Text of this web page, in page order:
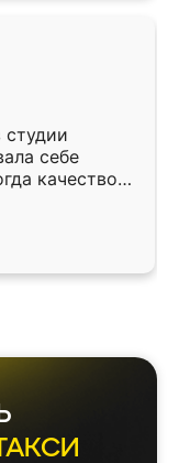
себе
качеством
уже почти